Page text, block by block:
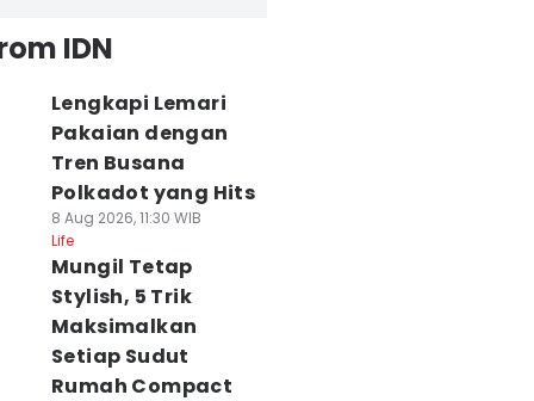
IDN
Lengkapi Lemari
Pakaian dengan
Tren Busana
Polkadot yang Hits
8 Aug 2026, 11:30 WIB
Life
Mungil Tetap
Stylish, 5 Trik
Maksimalkan
Setiap Sudut
Rumah Compact